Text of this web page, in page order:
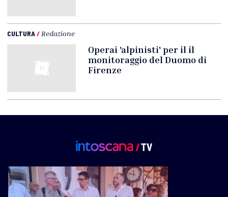
CULTURA/ Redazione
Operai 'alpinisti' per il il
monitoraggio del Duomo di
Firenze